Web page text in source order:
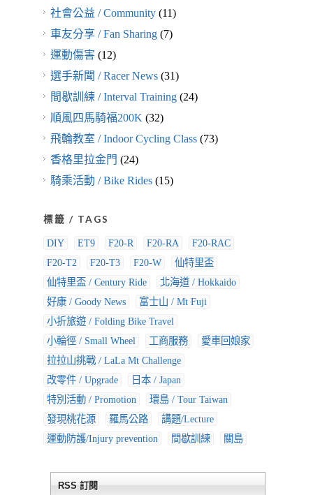
社會公益 / Community(11)
車友分享 / Fan Sharing(7)
運動傷害(12)
選手新聞 / Racer News(31)
間歇訓練 / Interval Training(24)
順風四馬騎福200K(32)
飛輪教室 / Indoor Cycling Class(73)
香格里拉金門 (24)
騎乘活動 / Bike Rides(15)
標籤 / TAGS
DIY ET9 F20-R F20-RA
F20-RAC
F20-T2
F20-T3 F20-W
仙特里盃
仙特里盃 / Century Ride
北海道 / Hokkaido
好康 / Goody News
富士山 / Mt Fuji
小折旅遊 / Folding Bike Travel
小輪徑 / Small Wheel
工商服務
愛車回娘家
拉拉山挑戰 / LaLa Mt Challenge
改零件 / Upgrade
日本 / Japan
特別活動 / Promotion
環島 / Tour Taiwan
發現桃花源
羅馬公路
講題/Lecture
運動防護/Injury prevention
間歇訓練 關島
RSS 訂閱